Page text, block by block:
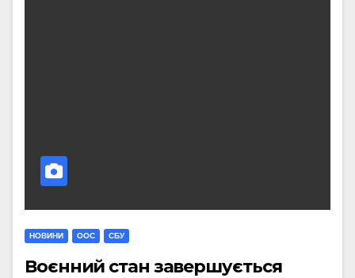
НОВИНИ ООС СБУ
Воєнний стан завершується